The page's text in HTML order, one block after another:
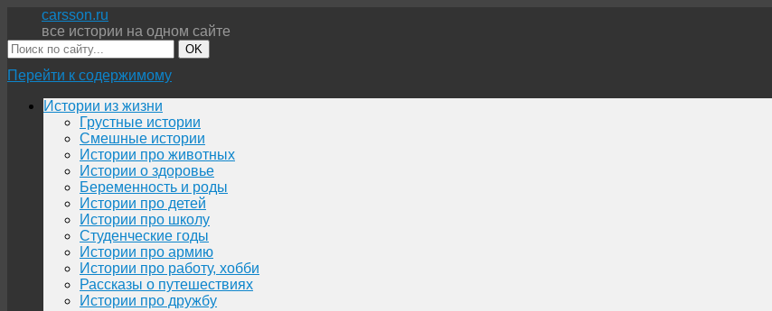
carsson.ru
все истории на одном сайте
OK
Перейти к содержимому
Истории из жизни
Грустные истории
Смешные истории
Истории про животных
Истории о здоровье
Беременность и роды
Истории про детей
Истории про школу
Студенческие годы
Истории про армию
Истории про работу, хобби
Рассказы о путешествиях
Истории про дружбу